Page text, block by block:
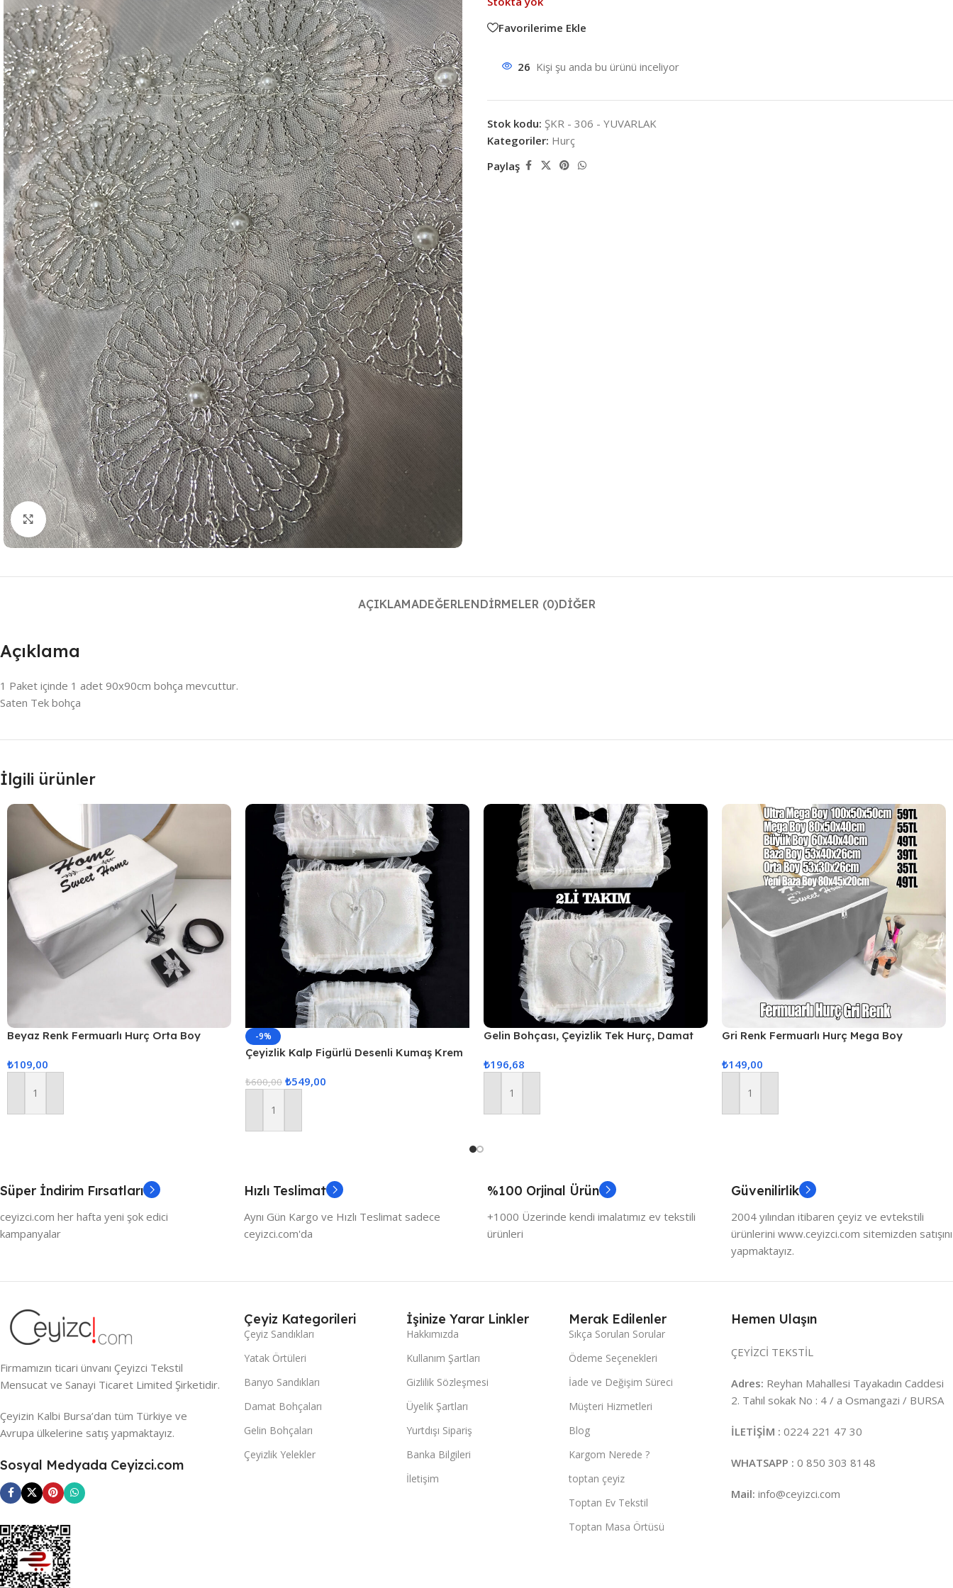
Resmi Büyüt
Favorilerime Ekle
26 Kişi şu anda bu ürünü inceliyor
Stok kodu: ŞKR - 306 - YUVARLAK
Kategoriler: Hurç
Paylaş
AÇIKLAMADEĞERLENDIRMELER (0)DIĞER
Açıklama
1 Paket içinde 1 adet 90x90cm bohça mevcuttur.
Saten Tek bohça
İlgili ürünler
Beyaz Renk Fermuarlı Hurç Orta Boy
₺109,00
Sepete Ekle
-9%
Çeyizlik Kalp Figürlü Desenli Kumaş Krem
₺600,00 ₺549,00
Sepete Ekle
Gelin Bohçası, Çeyizlik Tek Hurç, Damat
Damat&1 Gelin 35x25cm
₺196,68
Sepete Ekle
Gri Renk Fermuarlı Hurç Mega Boy
₺149,00
Sepete Ekle
Süper İndirim Fırsatları
ceyizci.com her hafta yeni şok edici
kampanyalar
Hızlı Teslimat
Aynı Gün Kargo ve Hızlı Teslimat sadece
ceyizci.com'da
%100 Orjinal Ürün
+1000 Üzerinde kendi imalatımız ev tekstili
ürünleri
Güvenilirlik
2004 yılından itibaren çeyiz ve evtekstili
ürünlerini www.ceyizci.com sitemizden satışını
yapmaktayız.
Firmamızın ticari ünvanı Çeyizci Tekstil
Mensucat ve Sanayi Ticaret Limited Şirketidir.
Çeyizin Kalbi Bursa’dan tüm Türkiye ve
Avrupa ülkelerine satış yapmaktayız.
Sosyal Medyada Ceyizci.com
Çeyiz Kategorileri
Çeyiz Sandıkları
Yatak Örtüleri
Banyo Sandıkları
Damat Bohçaları
Gelin Bohçaları
Çeyizlik Yelekler
İşinize Yarar Linkler
Hakkımızda
Kullanım Şartları
Gizlilik Sözleşmesi
Üyelik Şartları
Yurtdışı Sipariş
Banka Bilgileri
İletişim
Merak Edilenler
Sıkça Sorulan Sorular
Ödeme Seçenekleri
İade ve Değişim Süreci
Müşteri Hizmetleri
Blog
Kargom Nerede ?
toptan çeyiz
Toptan Ev Tekstil
Toptan Masa Örtüsü
Hemen Ulaşın
ÇEYİZCİ TEKSTİL
Adres: Reyhan Mahallesi Tayakadın Caddesi
2. Tahıl sokak No : 4 / a Osmangazi / BURSA
İLETİŞİM : 0224 221 47 30
WHATSAPP : 0 850 303 8148
Mail: info@ceyizci.com